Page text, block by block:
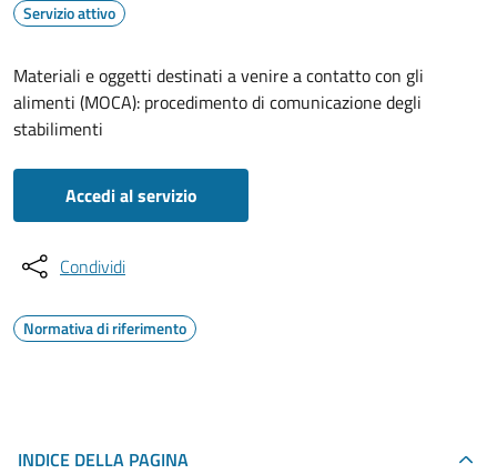
Servizio attivo
Materiali e oggetti destinati a venire a contatto con gli
alimenti (MOCA): procedimento di comunicazione degli
stabilimenti
Accedi al servizio
Condividi
Normativa di riferimento
INDICE DELLA PAGINA